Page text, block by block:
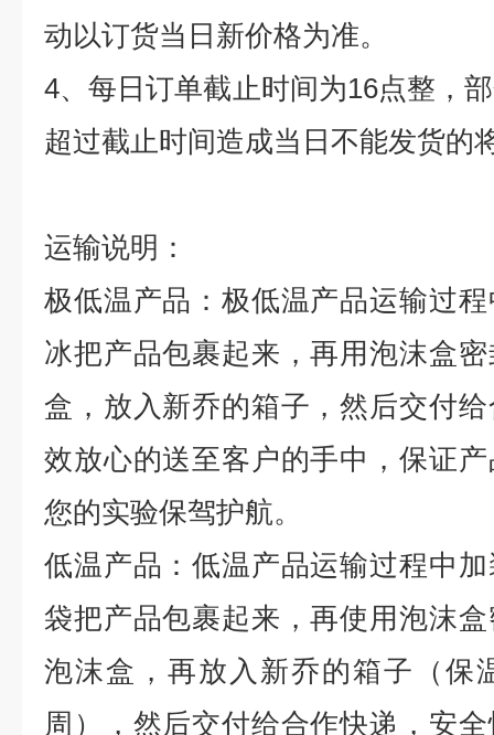
动以订货当日新价格为准。
4、每日订单截止时间为16点整，
超过截止时间造成当日不能发货的
运输说明：
极低温产品：极低温产品运输过
冰把产品包裹起来，再用泡沫盒
盒，放入新乔的箱子，然后交付
效放心的送至客户的手中，保证
您的实验保驾护航。
低温产品：低温产品运输过程中
袋把产品包裹起来，再使用泡沫
泡沫盒，再放入新乔的箱子（保
周），然后交付给合作快递，安